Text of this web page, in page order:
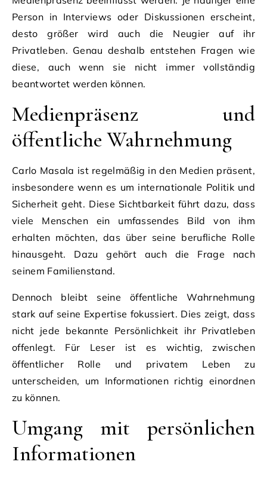
Person in Interviews oder Diskussionen erscheint,
desto größer wird auch die Neugier auf ihr
Privatleben. Genau deshalb entstehen Fragen wie
diese, auch wenn sie nicht immer vollständig
beantwortet werden können.
Medienpräsenz und
öffentliche Wahrnehmung
Carlo Masala ist regelmäßig in den Medien präsent,
insbesondere wenn es um internationale Politik und
Sicherheit geht. Diese Sichtbarkeit führt dazu, dass
viele Menschen ein umfassendes Bild von ihm
erhalten möchten, das über seine berufliche Rolle
hinausgeht. Dazu gehört auch die Frage nach
seinem Familienstand.
Dennoch bleibt seine öffentliche Wahrnehmung
stark auf seine Expertise fokussiert. Dies zeigt, dass
nicht jede bekannte Persönlichkeit ihr Privatleben
offenlegt. Für Leser ist es wichtig, zwischen
öffentlicher Rolle und privatem Leben zu
unterscheiden, um Informationen richtig einordnen
zu können.
Umgang mit persönlichen
Informationen